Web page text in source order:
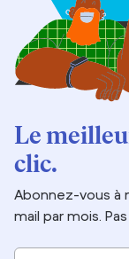
Le
clic.
Abonnez-vous à
mail par mois.